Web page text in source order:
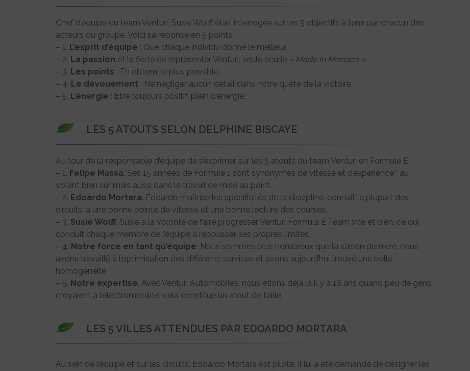
Chef d’équipe du team Venturi, Susie Wolff était interrogée sur les 5 objectifs à tenir par chacun des
acteurs du groupe. Voici sa réponse en 5 points :
– 1. L’esprit d’équipe : Que chaque individu donne le meilleur.
– 2. La passion et la fierté de représenter Venturi, seule écurie « Made In Monaco ».
– 3. Les points : En obtenir le plus possible.
– 4. Le dévouement : Ne négliger aucun détail dans notre quête de la victoire.
– 5. L’énergie : Etre toujours positif, plein d’énergie.
LES 5 ATOUTS SELON DELPHINE BISCAYE
Au tour de la responsable d’équipe de s’exprimer sur les 5 atouts du team Venturi en Formule E.
– 1. Felipe Massa. Ses 15 années de Formule 1 sont synonymes de vitesse et d’expérience ; au
volant bien sûr mais aussi dans le travail de mise au point.
– 2. Edoardo Mortara. Edoardo maîtrise les spécificités de la discipline, connaît la plupart des
circuits, a une bonne pointe de vitesse et une bonne lecture des courses.
– 3. Susie Wolff. Susie a la volonté de faire progresser Venturi Formula E Team vite et bien, ce qui
conduit chaque membre de l’équipe à repousser ses propres limites.
– 4. Notre force en tant qu’équipe. Nous sommes plus nombreux que la saison dernière, nous
avons travaillé à l’optimisation des différents services et avons aujourd’hui trouvé une belle
homogénéité.
– 5. Notre expertise. Avec Venturi Automobiles, nous étions déjà là il y a 18 ans quand peu de gens
croyaient à l’électromobilité, cela constitue un atout de taille.
LES 5 VILLES ATTENDUES PAR EDOARDO MORTARA
Au sein de l’équipe et sur les circuits, Edoardo Mortara est pilote. Il lui a été demandé de désigner les